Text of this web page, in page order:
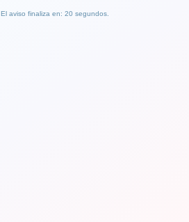
El aviso finaliza en: 19 segundos.